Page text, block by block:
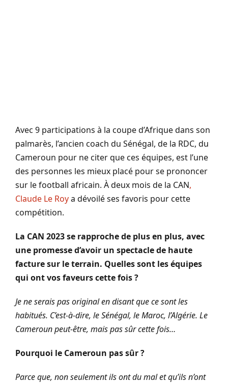
Avec 9 participations à la coupe d’Afrique dans son
palmarès, l’ancien coach du Sénégal, de la RDC, du
Cameroun pour ne citer que ces équipes, est l’une
des personnes les mieux placé pour se prononcer
sur le football africain. À deux mois de la CAN,
Claude Le Roya dévoilé ses favoris pour cette
compétition.
La CAN 2023 se rapproche de plus en plus, avec
une promesse d’avoir un spectacle de haute
facture sur le terrain. Quelles sont les équipes
qui ont vos faveurs cette fois ?
Je ne serais pas original en disant que ce sont les
habitués. C’est-à-dire, le Sénégal, le Maroc, l’Algérie. Le
Cameroun peut-être, mais pas sûr cette fois…
Pourquoi le Cameroun pas sûr ?
Parce que, non seulement ils ont du mal et qu’ils n’ont